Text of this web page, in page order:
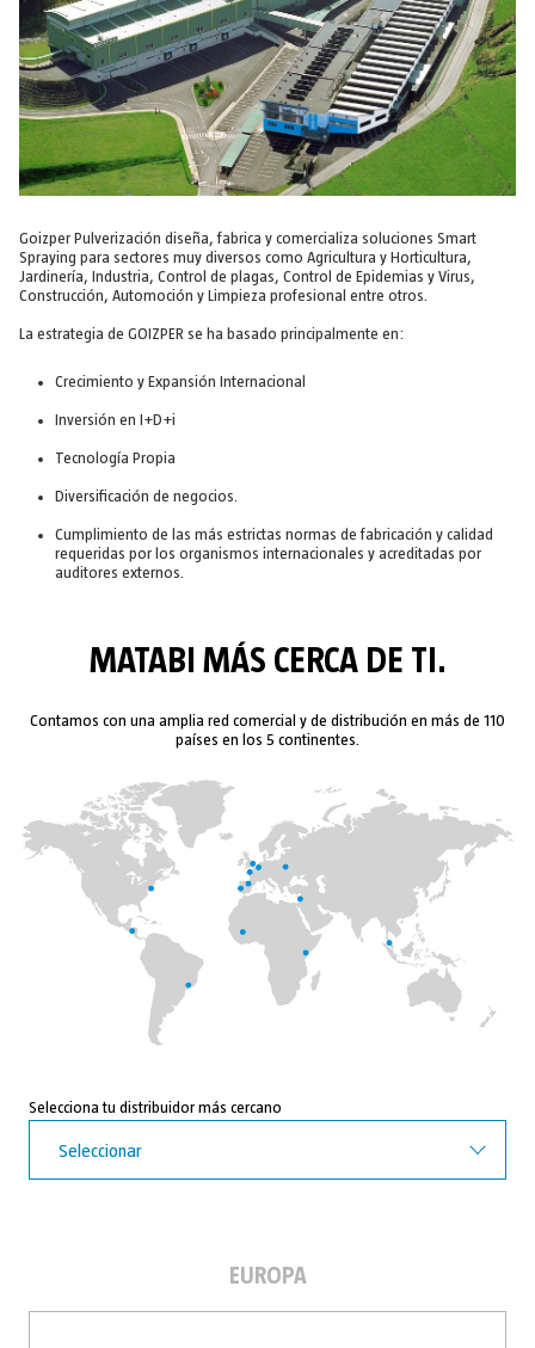
Goizper Pulverización diseña, fabrica y comercializa soluciones Smart
Spraying para sectores muy diversos como Agricultura y Horticultura,
Jardinería, Industria, Control de plagas, Control de Epidemias y Virus,
Construcción, Automoción y Limpieza profesional entre otros.
La estrategia de GOIZPER se ha basado principalmente en:
Crecimiento y Expansión Internacional
Inversión en I+D+i
Tecnología Propia
Diversificación de negocios.
Cumplimiento de las más estrictas normas de fabricación y calidad
requeridas por los organismos internacionales y acreditadas por
auditores externos.
MATABI MÁS CERCA DE TI.
Contamos con una amplia red comercial y de distribución en más de 110
países en los 5 continentes.
Selecciona tu distribuidor más cercano
Seleccionar
EUROPA